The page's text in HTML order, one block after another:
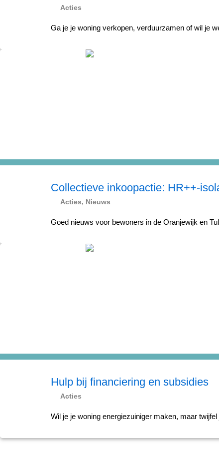
Acties
Ga je je woning verkopen, verduurzamen of wil je
Collectieve inkoopactie: HR++-
Acties, Nieuws
Goed nieuws voor bewoners in de Oranjewijk en
Hulp bij financiering en subsidies
Acties
Wil je je woning energiezuiniger maken, maar